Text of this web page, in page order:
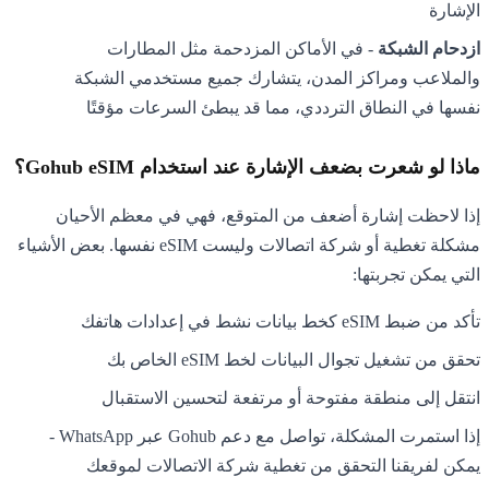
الإشارة
ازدحام الشبكة - في الأماكن المزدحمة مثل المطارات
والملاعب ومراكز المدن، يتشارك جميع مستخدمي الشبكة
نفسها في النطاق الترددي، مما قد يبطئ السرعات مؤقتًا
ماذا لو شعرت بضعف الإشارة عند استخدام Gohub eSIM؟
إذا لاحظت إشارة أضعف من المتوقع، فهي في معظم الأحيان
مشكلة تغطية أو شركة اتصالات وليست eSIM نفسها. بعض الأشياء
التي يمكن تجربتها:
تأكد من ضبط eSIM كخط بيانات نشط في إعدادات هاتفك
تحقق من تشغيل تجوال البيانات لخط eSIM الخاص بك
انتقل إلى منطقة مفتوحة أو مرتفعة لتحسين الاستقبال
إذا استمرت المشكلة، تواصل مع دعم Gohub عبر WhatsApp -
يمكن لفريقنا التحقق من تغطية شركة الاتصالات لموقعك